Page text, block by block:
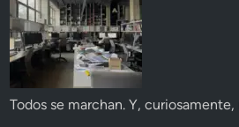
Todos se marchan. Y,